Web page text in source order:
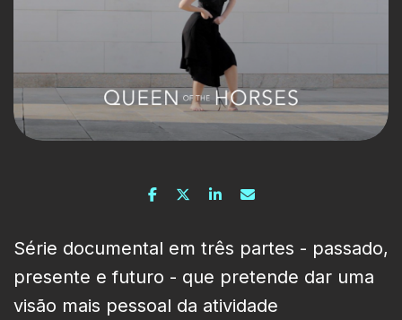
Série documental em três partes - passado,
presente e futuro - que pretende dar uma
visão mais pessoal da atividade